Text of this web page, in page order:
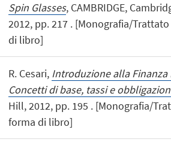
Spin Glasses, CAMBRIDGE,
2012, pp. 217 . [Monografia/
di libro]
R. Cesari, Introduzione alla Finanza
Concetti di base, tassi e
Hill, 2012, pp. 195 . [Monografia/
forma di libro]